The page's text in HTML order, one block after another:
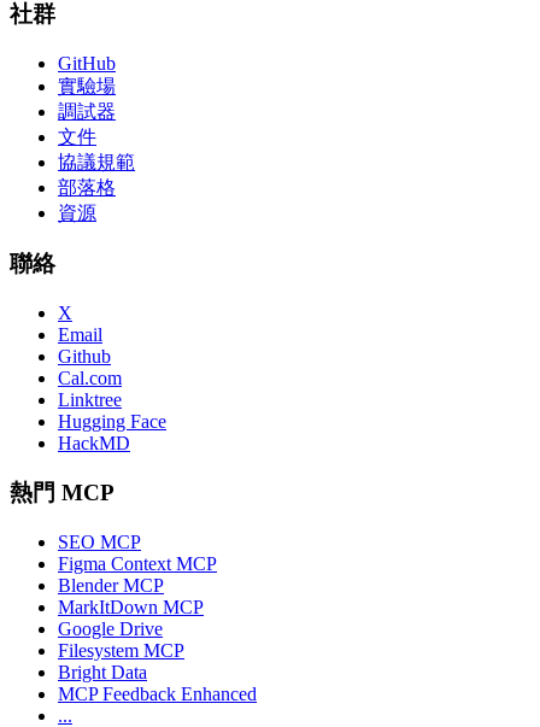
社群
GitHub
實驗場
調試器
文件
協議規範
部落格
資源
聯絡
X
Email
Github
Cal.com
Linktree
Hugging Face
HackMD
熱門 MCP
SEO MCP
Figma Context MCP
Blender MCP
MarkItDown MCP
Google Drive
Filesystem MCP
Bright Data
MCP Feedback Enhanced
...